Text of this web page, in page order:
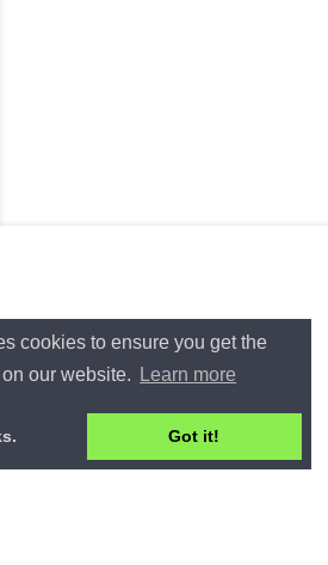
cookies to ensure you get the
our website.
Learn more
Got it!